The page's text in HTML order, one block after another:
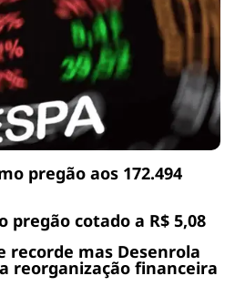
pregão aos 172.494
pregão cotado a R$ 5,08
recorde mas Desenrola
reorganização financeira